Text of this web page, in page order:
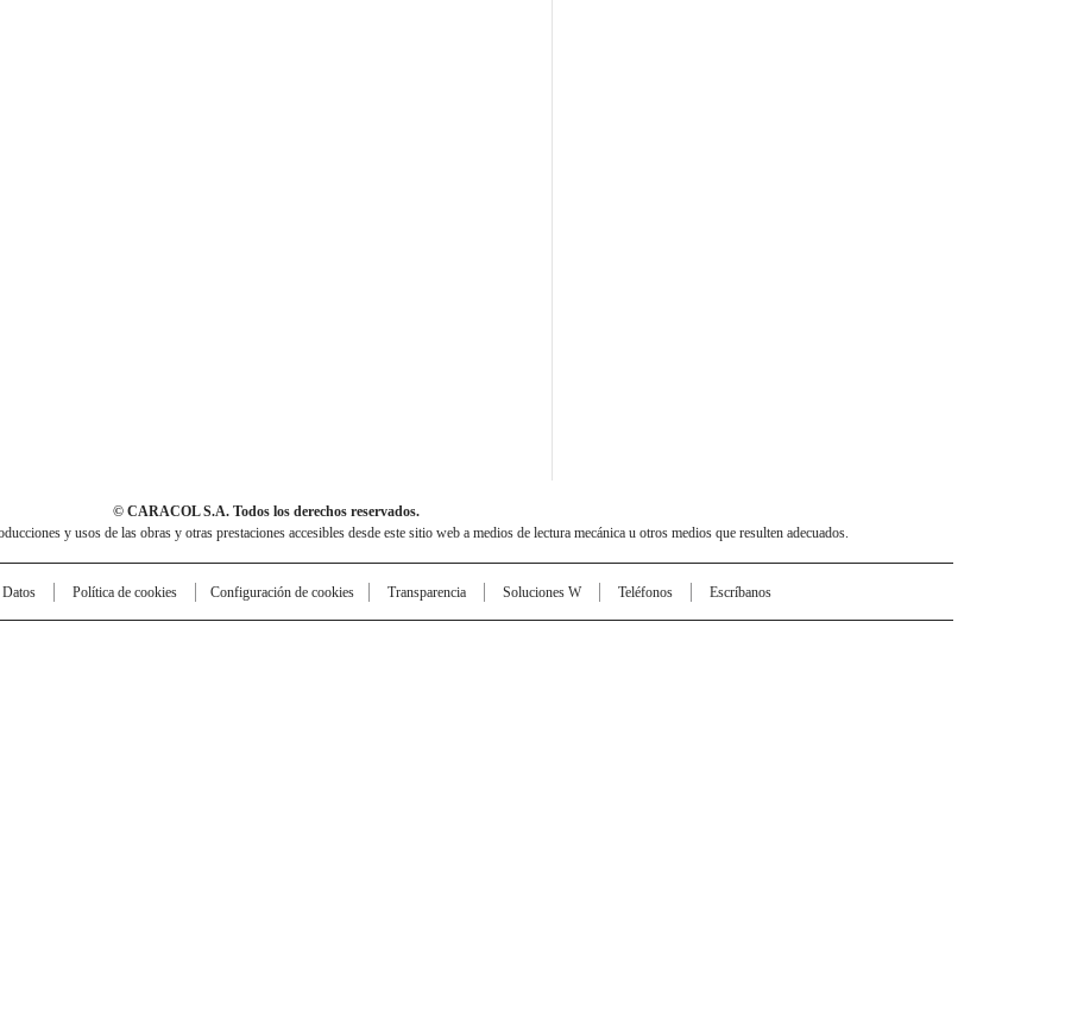
© CARACOL S.A. Todos los derechos reservados.
y usos de las obras y otras prestaciones accesibles desde este sitio web a medios de lectura mecánica u otros medios que resulten adecuados.
Política de cookies Configuración de cookies Transparencia Soluciones W Teléfonos Escríbanos